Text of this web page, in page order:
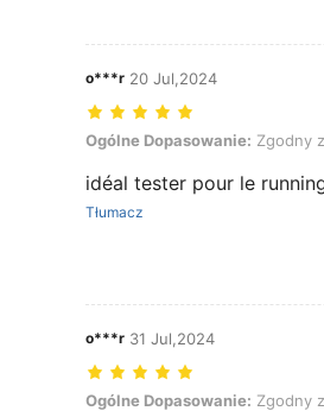
o***r 20 Jul,2024
Ogólne Dopasowanie: Zgodny z
Ogólne Dopasowanie: Zgodny
idéal tester pour le
Tłumacz
o***r 31 Jul,2024
Ogólne Dopasowanie: Zgodny z
Ogólne Dopasowanie: Zgodny